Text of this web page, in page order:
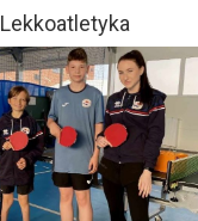
Lekkoatletyka